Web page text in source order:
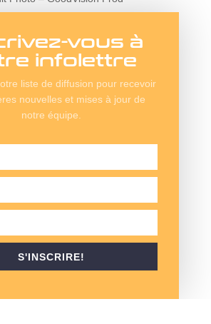
à 1992
de Jaguar en raison de l’absence de
de Jaguar tels que la présence de
l’intérieur des XJS est
Celle de 1992 dans la Collection
possède des sièges en cuir
de bord en bois.
lancé la XJS en tant que voiture
à contreforts volants”. On croit que
ont été apportés au modèle et
vous à
infolettre
liste de diffusion pour recevoir
nouvelles et mises à jour de
notre équipe.
S'INSCRIRE!